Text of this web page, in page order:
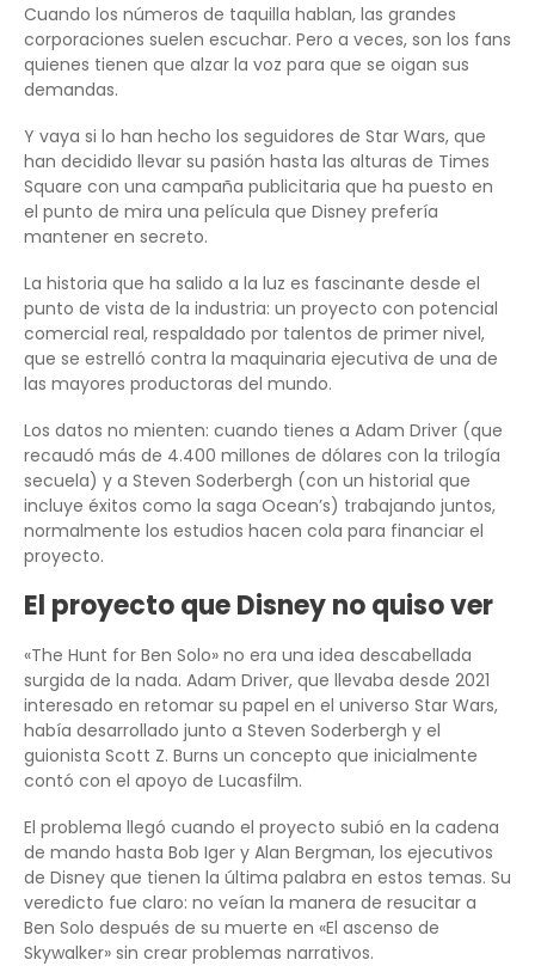
Cuando los números de taquilla hablan, las grandes
corporaciones suelen escuchar. Pero a veces, son los fans
quienes tienen que alzar la voz para que se oigan sus
demandas.
Y vaya si lo han hecho los seguidores de Star Wars, que
han decidido llevar su pasión hasta las alturas de Times
Square con una campaña publicitaria que ha puesto en
el punto de mira una película que Disney prefería
mantener en secreto.
La historia que ha salido a la luz es fascinante desde el
punto de vista de la industria: un proyecto con potencial
comercial real, respaldado por talentos de primer nivel,
que se estrelló contra la maquinaria ejecutiva de una de
las mayores productoras del mundo.
Los datos no mienten: cuando tienes a Adam Driver (que
recaudó más de 4.400 millones de dólares con la trilogía
secuela) y a Steven Soderbergh (con un historial que
incluye éxitos como la saga Ocean’s) trabajando juntos,
normalmente los estudios hacen cola para financiar el
proyecto.
El proyecto que Disney no quiso ver
«The Hunt for Ben Solo» no era una idea descabellada
surgida de la nada. Adam Driver, que llevaba desde 2021
interesado en retomar su papel en el universo Star Wars,
había desarrollado junto a Steven Soderbergh y el
guionista Scott Z. Burns un concepto que inicialmente
contó con el apoyo de Lucasfilm.
El problema llegó cuando el proyecto subió en la cadena
de mando hasta Bob Iger y Alan Bergman, los ejecutivos
de Disney que tienen la última palabra en estos temas. Su
veredicto fue claro: no veían la manera de resucitar a
Ben Solo después de su muerte en «El ascenso de
Skywalker» sin crear problemas narrativos.